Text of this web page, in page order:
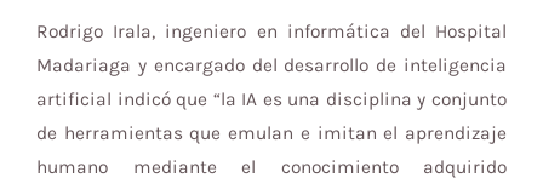
Rodrigo Irala, ingeniero en informática del Hospital
Madariaga y encargado del desarrollo de inteligencia
artificial indicó que “la IA es una disciplina y conjunto
de herramientas que emulan e imitan el aprendizaje
humano mediante el conocimiento adquirido